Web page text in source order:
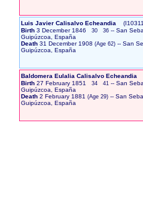
Luis Javier Calisalvo Echeandia
Birth 3 December 1846 30 36-- San
Guipúzcoa, España
Death 31 December 1908 ‏(Age 62)‏-- San
Guipúzcoa, España
Baldomera Eulalia Calisalvo Echeandia
Birth 27 February 1851 34 41 -- San
Guipúzcoa, España
Death 2 February 1881 ‏(Age 29)‏-- San
Guipúzcoa, España